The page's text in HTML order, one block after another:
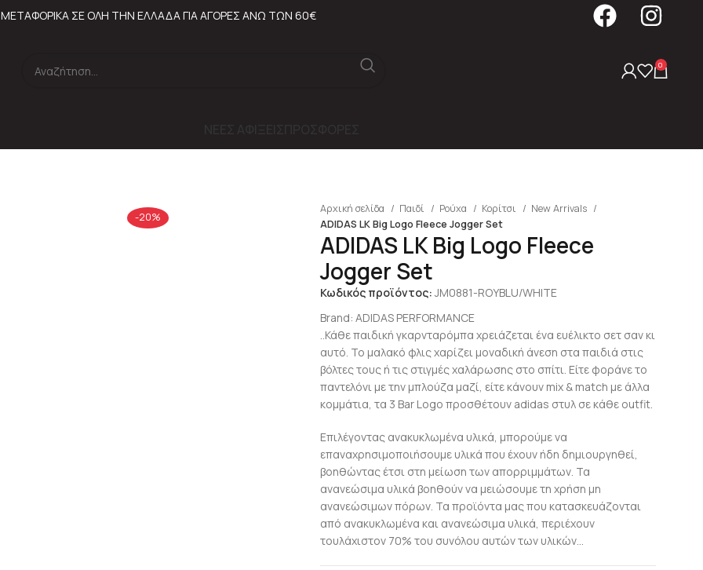
ΣΕ ΟΛΗ ΤΗΝ ΕΛΛΑΔΑ ΓΙΑ ΑΓΟΡΕΣ ΑΝΩ ΤΩΝ 60€
0
-20%
Αρχική σελίδα Παιδί Ρούχα Κορίτσι
New Arrivals
ADIDAS LK Big Logo Fleece Jogger Set
ADIDAS LK Big Logo Fleece
Jogger Set
Κωδικός προϊόντος:JM0881-ROYBLU/WHITE
Brand: ADIDAS PERFORMANCE
..Κάθε παιδική γκαρνταρόμπα χρειάζεται ένα ευέλικτο σετ σαν κι
αυτό. Το μαλακό φλις χαρίζει μοναδική άνεση στα παιδιά στις
βόλτες τους ή τις στιγμές χαλάρωσης στο σπίτι. Είτε φοράνε το
παντελόνι με την μπλούζα μαζί, είτε κάνουν mix & match με άλλα
κομμάτια, τα 3 Bar Logo προσθέτουν adidas στυλ σε κάθε outfit.
Επιλέγοντας ανακυκλωμένα υλικά, μπορούμε να
επαναχρησιμοποιήσουμε υλικά που έχουν ήδη δημιουργηθεί,
βοηθώντας έτσι στη μείωση των απορριμμάτων. Τα
ανανεώσιμα υλικά βοηθούν να μειώσουμε τη χρήση μη
ανανεώσιμων πόρων. Τα προϊόντα μας που κατασκευάζονται
από ανακυκλωμένα και ανανεώσιμα υλικά, περιέχουν
τουλάχιστον 70% του συνόλου αυτών των υλικών…